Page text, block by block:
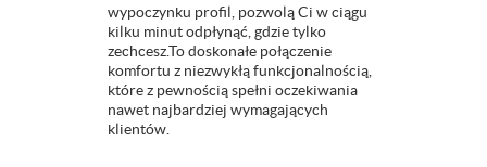
wypoczynku profil, pozwolą Ci w ciągu
kilku minut odpłynąć, gdzie tylko
zechcesz.To doskonałe połączenie
komfortu z niezwykłą funkcjonalnością,
które z pewnością spełni oczekiwania
nawet najbardziej wymagających
klientów.